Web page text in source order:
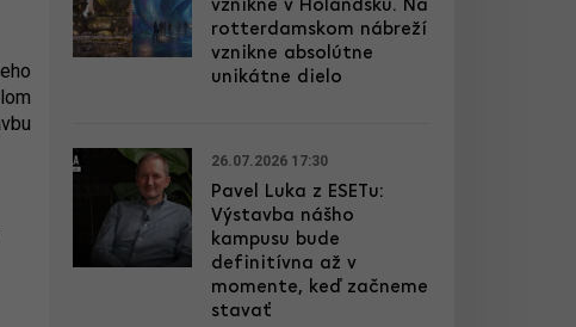
vznikne v Holandsku. Na
rotterdamskom nábreží
vznikne absolútne
unikátne dielo
26.07.2026 17:30
Pavel Luka z ESETu:
Výstavba nášho
kampusu bude
definitívna až v
momente, keď začneme
stavať